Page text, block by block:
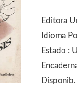
Editora
Idioma
Estado :
Disponib.